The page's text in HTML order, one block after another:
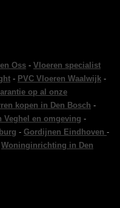
Oss - Vloeren specialist
- PVC Vloeren Waalwijk -
op al onze
kopen in Den Bosch -
Veghel en omgeving -
- Gordijnen Eindhoven -
Woninginrichting in Den